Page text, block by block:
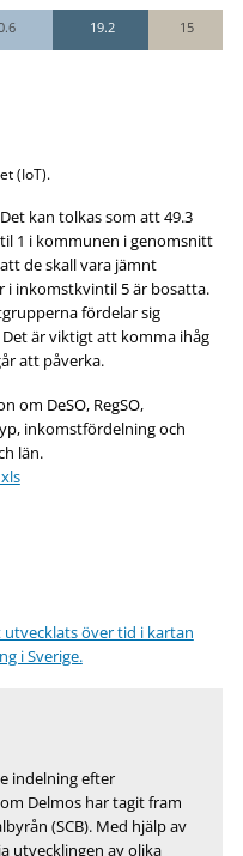
19.2 15
(IoT).
kan tolkas som att 49.3
1 i kommunen i genomsnitt
de skall vara jämnt
i inkomstkvintil 5 är bosatta.
fördelar sig
är viktigt att komma ihåg
att påverka.
om DeSO, RegSO,
inkomstfördelning och
län.
över tid i kartan
i Sverige.
indelning efter
Delmos har tagit fram
(SCB). Med hjälp av
utvecklingen av olika